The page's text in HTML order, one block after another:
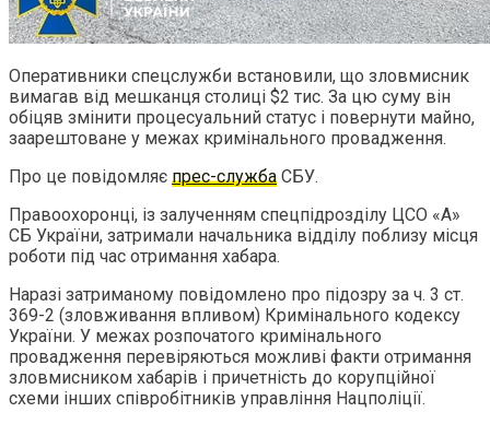
Оперативники спецслужби встановили, що зловмисник
вимагав від мешканця столиці $2 тис. За цю суму він
обіцяв змінити процесуальний статус і повернути майно,
заарештоване у межах кримінального провадження.
Про це повідомляє прес-служба СБУ.
Правоохоронці, із залученням спецпідрозділу ЦСО «А»
СБ України, затримали начальника відділу поблизу місця
роботи під час отримання хабара.
Наразі затриманому повідомлено про підозру за ч. 3 ст.
369-2 (зловживання впливом) Кримінального кодексу
України. У межах розпочатого кримінального
провадження перевіряються можливі факти отримання
зловмисником хабарів і причетність до корупційної
схеми інших співробітників управління Нацполіції.